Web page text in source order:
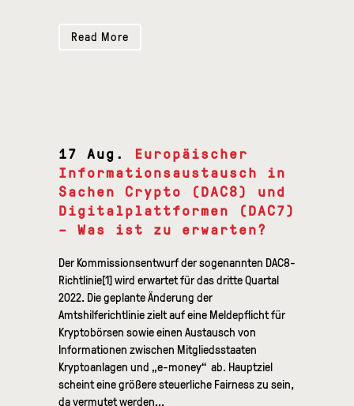
Read More
17 Aug.
Europäischer
Informationsaustausch in
Sachen Crypto (DAC8) und
Digitalplattformen (DAC7)
– Was ist zu erwarten?
Der Kommissionsentwurf der sogenannten DAC8-
Richtlinie[1] wird erwartet für das dritte Quartal
2022. Die geplante Änderung der
Amtshilferichtlinie zielt auf eine Meldepflicht für
Kryptobörsen sowie einen Austausch von
Informationen zwischen Mitgliedsstaaten
Kryptoanlagen und „e-money“ ab. Hauptziel
scheint eine größere steuerliche Fairness zu sein,
da vermutet werden...